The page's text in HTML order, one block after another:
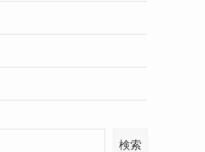
検索